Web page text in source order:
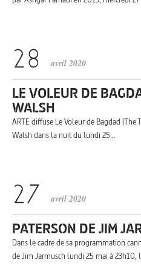
avril 2020
LE VOLEUR DE
WALSH
ARTE diffuse Le Voleur de Bagdad
Walsh dans la nuit du lundi 25…
avril 2020
PATERSON DE JIM
Dans le cadre de sa programmation
de Jim Jarmusch lundi 25 mai à 23h10,